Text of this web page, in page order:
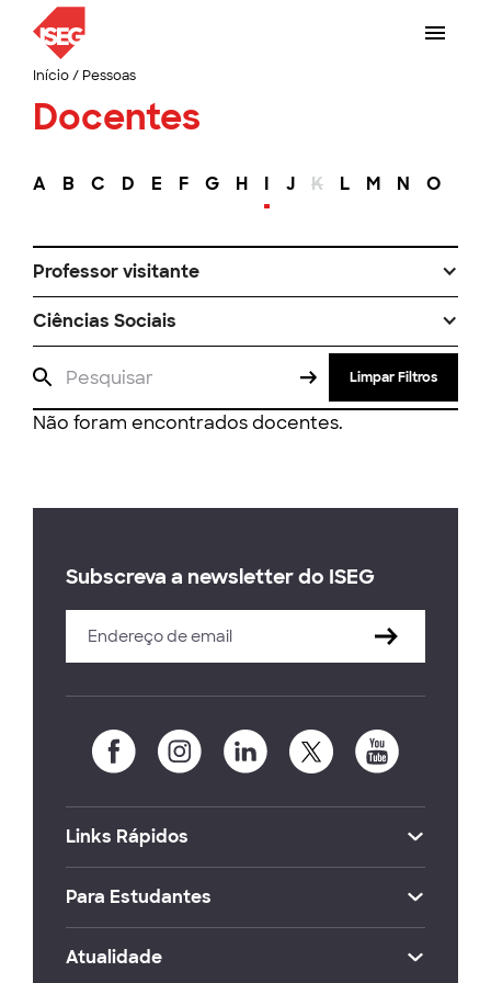
Início/ Pessoas
Docentes
A B C D E F G H I J K L M N O
Professor visitante
Ciências Sociais
Limpar Filtros
Não foram encontrados docentes.
Subscreva a newsletter do ISEG
Links Rápidos
Para Estudantes
Atualidade